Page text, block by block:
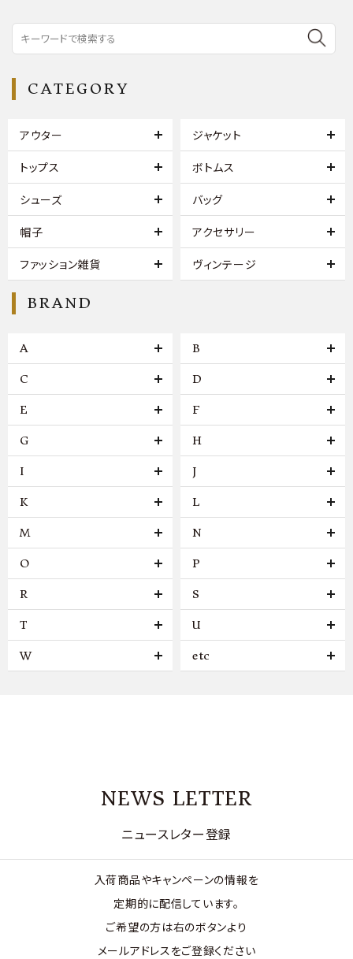
CATEGORY
アウター ジャケット
トップス ボトムス
シューズ バッグ
帽子 アクセサリー
ファッション雑貨 ヴィンテージ
BRAND
A B
C D
E F
G H
I J
K L
M N
O P
R S
T U
W etc
NEWS LETTER
ニュースレター登録
入荷商品やキャンペーンの情報を
定期的に配信しています。
ご希望の方は右のボタンより
メールアドレスをご登録ください